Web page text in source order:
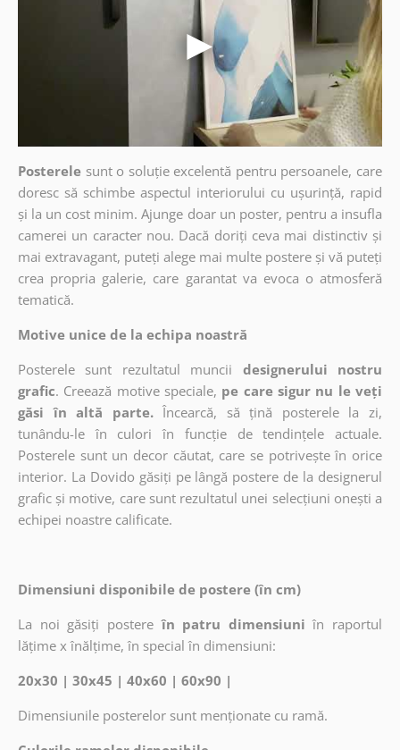
Posterele sunt o soluție excelentă pentru persoanele, care
doresc să schimbe aspectul interiorului cu ușurință, rapid
și la un cost minim. Ajunge doar un poster, pentru a insufla
camerei un caracter nou. Dacă doriți ceva mai distinctiv și
mai extravagant, puteți alege mai multe postere și vă puteți
crea propria galerie, care garantat va evoca o atmosferă
tematică.
Motive unice de la echipa noastră
Posterele sunt rezultatul muncii
designerului nostru
grafic. Creează motive speciale, pe care sigur nu le veți
găsi în altă parte. Încearcă, să țină posterele la zi,
tunându-le în culori în funcție de tendințele actuale.
Posterele sunt un decor căutat, care se potrivește în orice
interior. La Dovido găsiți pe lângă postere de la designerul
grafic și motive, care sunt rezultatul unei selecțiuni onești a
echipei noastre calificate.
Dimensiuni disponibile de postere (în cm)
La noi găsiți postere în patru dimensiuni în raportul
lățime x înălțime, în special în dimensiuni:
20x30 | 30x45 | 40x60 | 60x90 |
Dimensiunile posterelor sunt menționate cu ramă.